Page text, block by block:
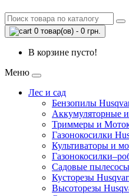
0 товар(ов) - 0 грн.
В корзине пусто!
Меню
Лес и сад
Бензопилы
Аккумуляторные
Триммеры и
Газонокосилки
Культиваторы и
Садовые
Кусторезы
Высоторезы